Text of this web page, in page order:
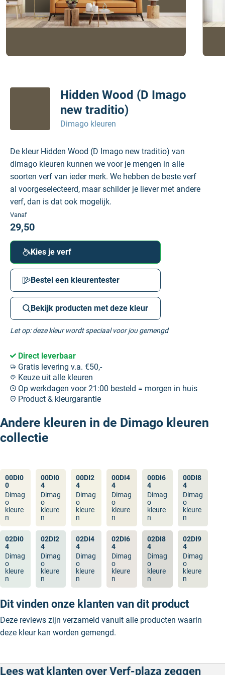
Hidden Wood (D Imago
new traditio)
Dimago kleuren
De kleur Hidden Wood (D Imago new traditio) van
dimago kleuren kunnen we voor je mengen in alle
soorten verf van ieder merk. We hebben de beste verf
al voorgeselecteerd, maar schilder je liever met andere
verf, dan is dat ook mogelijk.
Vanaf
29,50
Kies je verf
Bestel een kleurentester
Bekijk producten met deze kleur
Let op: deze kleur wordt speciaal voor jou gemengd
Direct leverbaar
Gratis levering v.a. €50,-
Keuze uit alle kleuren
Op werkdagen voor 21:00 besteld = morgen in huis
Product & kleurgarantie
Andere kleuren in de Dimago kleuren
collectie
00DI0
0
Dimag
o
kleure
n
00DI0
4
Dimag
o
kleure
n
00DI2
4
Dimag
o
kleure
n
00DI4
4
Dimag
o
kleure
n
00DI6
4
Dimag
o
kleure
n
00DI8
4
Dimag
o
kleure
n
02DI0
4
Dimag
o
kleure
n
02DI2
4
Dimag
o
kleure
n
02DI4
4
Dimag
o
kleure
n
02DI6
4
Dimag
o
kleure
n
02DI8
4
Dimag
o
kleure
n
02DI9
4
Dimag
o
kleure
n
Dit vinden onze klanten van dit product
Deze reviews zijn verzameld vanuit alle producten waarin
deze kleur kan worden gemengd.
Lees wat klanten over Verf-plaza zeggen